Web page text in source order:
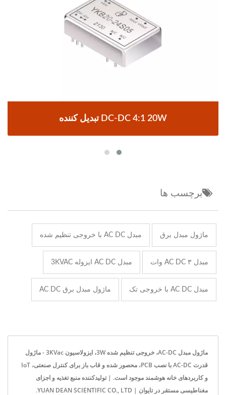
تبدیل کننده DC-DC 4:1 20W
برچسب ها
ماژول مبدل برق مبدل AC DC با خروجی تنظیم شده
مبدل AC DC ۳ وات مبدل AC DC ایزوله 3KVAC
مبدل AC DC با خروجی تک ماژول مبدل برق AC DC
ماژول مبدل AC-DC، خروجی تنظیم شده 3W، ایزولاسیون 3KVac - ماژول
قدرت AC-DC با نصب PCB، محصور شده و قاب باز برای کنترل صنعتی، IoT
و کاربردهای خانه هوشمند موجود است. | تولیدکننده منبع تغذیه و اجزای
مغناطیسی مستقر در تایوان | YUAN DEAN SCIENTIFIC CO., LTD.